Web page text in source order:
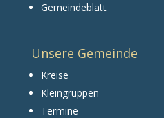
Gemeindeblatt
Unsere Gemeinde
Kreise
Kleingruppen
Termine